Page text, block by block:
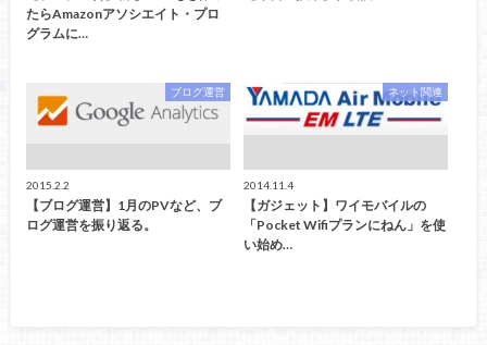
たらAmazonアソシエイト・プロ
グラムに…
ブログ運営
2015.2.2
【ブログ運営】1月のPVなど、ブ
ログ運営を振り返る。
ネット関連
2014.11.4
【ガジェット】ワイモバイルの
「Pocket Wifiプランにねん」を使
い始め…